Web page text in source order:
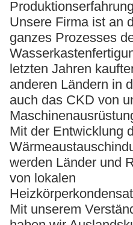
Unsere Firma ist an
ganzes Prozesses
letzten Jahren
anderen Ländern in
auch das CKD von
Mit der Entwicklung
werden Länder und
von lokalen
Mit unserem